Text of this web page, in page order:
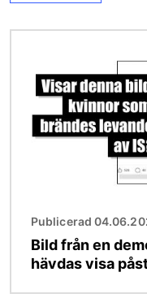
Publicerad
Bild från en
hävdas visa